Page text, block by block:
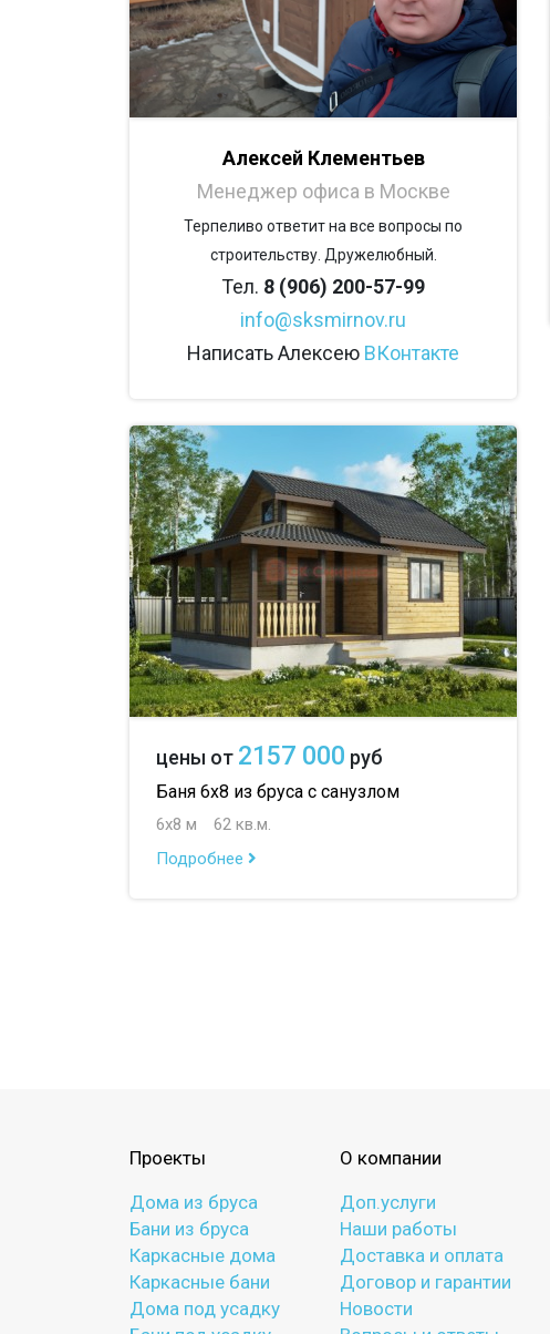
Алексей Клементьев
Менеджер офиса в Москве
Терпеливо ответит на все вопросы по
строительству. Дружелюбный.
Тел. 8 (906) 200-57-99
info@sksmirnov.ru
Написать Алексею ВКонтакте
цены от 2157 000 руб
Баня 6х8 из бруса с санузлом
6х8 м
62 кв.м.
Подробнее
Проекты
Дома из бруса
Бани из бруса
Каркасные дома
Каркасные бани
Дома под усадку
О компании
Доп.услуги
Наши работы
Доставка и оплата
Договор и гарантии
Новости